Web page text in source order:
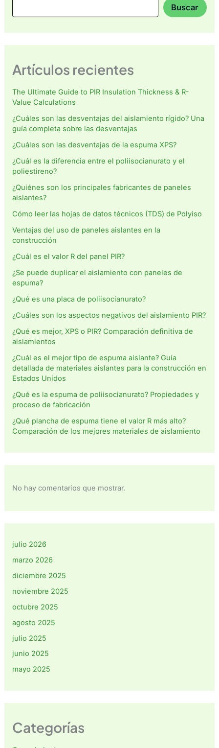
Buscar
Artículos recientes
The Ultimate Guide to PIR Insulation Thickness & R-
Value Calculations
¿Cuáles son las desventajas del aislamiento rígido? Una
guía completa sobre las desventajas
¿Cuáles son las desventajas de la espuma XPS?
¿Cuál es la diferencia entre el poliisocianurato y el
poliestireno?
¿Quiénes son los principales fabricantes de paneles
aislantes?
Cómo leer las hojas de datos técnicos (TDS) de Polyiso
Ventajas del uso de paneles aislantes en la
construcción
¿Cuál es el valor R del panel PIR?
¿Se puede duplicar el aislamiento con paneles de
espuma?
¿Qué es una placa de poliisocianurato?
¿Cuáles son los aspectos negativos del aislamiento PIR?
¿Qué es mejor, XPS o PIR? Comparación definitiva de
aislamientos
¿Cuál es el mejor tipo de espuma aislante? Guía
detallada de materiales aislantes para la construcción en
Estados Unidos
¿Qué es la espuma de poliisocianurato? Propiedades y
proceso de fabricación
¿Qué plancha de espuma tiene el valor R más alto?
Comparación de los mejores materiales de aislamiento
No hay comentarios que mostrar.
julio 2026
marzo 2026
diciembre 2025
noviembre 2025
octubre 2025
agosto 2025
julio 2025
junio 2025
mayo 2025
Categorías